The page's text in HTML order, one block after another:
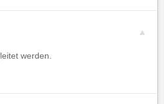
werden.